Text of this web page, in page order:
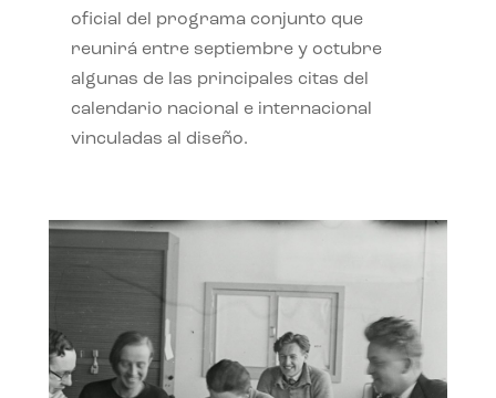
oficial del programa conjunto que
reunirá entre septiembre y octubre
algunas de las principales citas del
calendario nacional e internacional
vinculadas al diseño.